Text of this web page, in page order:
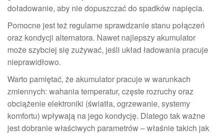
doładowanie, aby nie dopuszczać do spadków napięcia.
Pomocne jest też regularne sprawdzanie stanu połączeń
oraz kondycji alternatora. Nawet najlepszy akumulator
może szybciej się zużywać, jeśli układ ładowania pracuje
nieprawidłowo.
Warto pamiętać, że akumulator pracuje w warunkach
zmiennych: wahania temperatur, częste rozruchy oraz
obciążenie elektroniki (światła, ogrzewanie, systemy
komfortu) wpływają na jego kondycję. Dlatego tak ważne
jest dobranie właściwych parametrów – właśnie takich jak